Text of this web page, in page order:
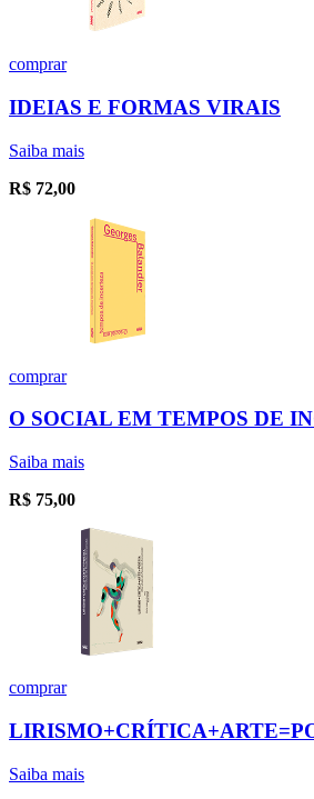
comprar
IDEIAS E FORMAS VIRAIS
Saiba mais
R$ 72,00
comprar
O SOCIAL EM TEMPOS DE
Saiba mais
R$ 75,00
comprar
Saiba mais